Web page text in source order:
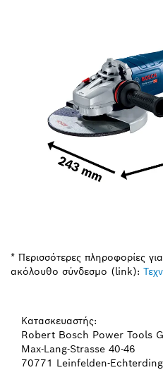
* Περισσότερες πληροφορίες
ακόλουθο σύνδεσμο (link):
Κατασκευαστής:
Robert Bosch Power Tools
Max-Lang-Strasse 40-46
70771 Leinfelden-